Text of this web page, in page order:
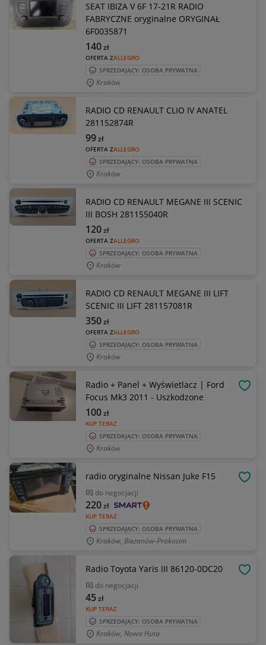
SEAT IBIZA V 6F 17-21R RADIO
FABRYCZNE oryginalne ORYGINAŁ
6F0035871
OFERTA ZALLEGRO
140zł
SPRZEDAJĄCY: OSOBA PRYWATNA
Kraków
RADIO CD RENAULT CLIO IV ANATEL
281152874R
OFERTA ZALLEGRO
99zł
SPRZEDAJĄCY: OSOBA PRYWATNA
Kraków
RADIO CD RENAULT MEGANE III SCENIC
III BOSH 281155040R
OFERTA ZALLEGRO
120zł
SPRZEDAJĄCY: OSOBA PRYWATNA
Kraków
RADIO CD RENAULT MEGANE III LIFT
SCENIC III LIFT 281157081R
OFERTA ZALLEGRO
350zł
SPRZEDAJĄCY: OSOBA PRYWATNA
Kraków
Radio + Panel + Wyświetlacz | Ford
Focus Mk3 2011 - Uszkodzone
KUP TERAZ
100zł
SPRZEDAJĄCY: OSOBA PRYWATNA
Kraków
radio oryginalne Nissan Juke F15
do negocjacji
KUP TERAZ
220zł
SPRZEDAJĄCY: OSOBA PRYWATNA
Kraków, Bieżanów-Prokocim
Radio Toyota Yaris III 86120-0DC20
do negocjacji
KUP TERAZ
45zł
SPRZEDAJĄCY: OSOBA PRYWATNA
Kraków, Nowa Huta